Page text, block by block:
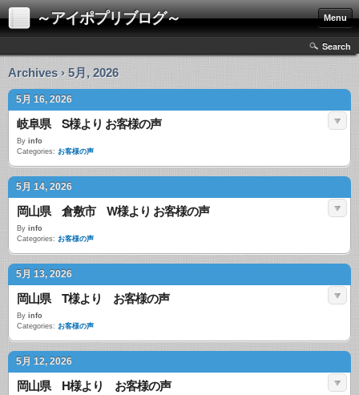
～アイポプリブログ～ Menu
Search
Archives › 5月, 2026
5月 16, 2026
岐阜県 S様より お客様の声
By info
Categories: お客様の声
5月 14, 2026
岡山県 倉敷市 W様より お客様の声
By info
Categories: お客様の声
5月 13, 2026
岡山県 T様より お客様の声
By info
Categories: お客様の声
5月 12, 2026
岡山県 H様より お客様の声